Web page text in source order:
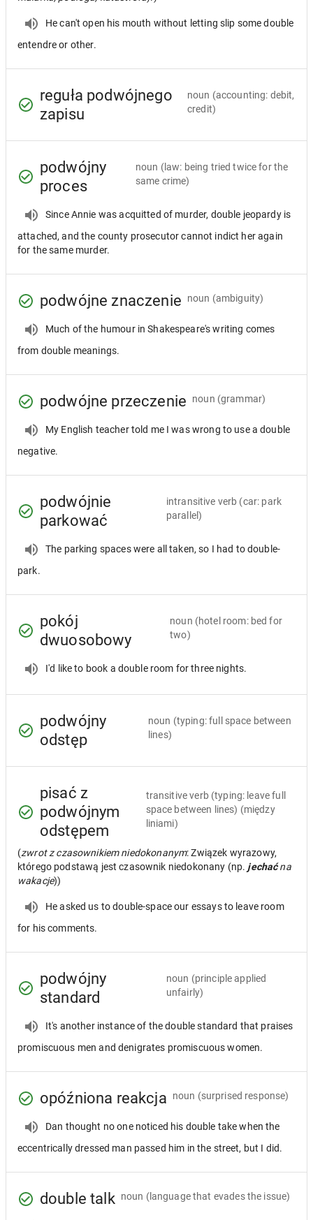
He can't open his mouth without letting slip some double
entendre or other.
reguła podwójnego
zapisu
noun (accounting: debit,
credit)
podwójny
proces
noun (law: being tried twice for the
same crime)
Since Annie was acquitted of murder, double jeopardy is
attached, and the county prosecutor cannot indict her again
for the same murder.
podwójne znaczenie noun (ambiguity)
Much of the humour in Shakespeare's writing comes
from double meanings.
podwójne przeczenie noun (grammar)
My English teacher told me I was wrong to use a double
negative.
podwójnie
parkować
intransitive verb (car: park
parallel)
The parking spaces were all taken, so I had to double-
park.
pokój
dwuosobowy
noun (hotel room: bed for
two)
I'd like to book a double room for three nights.
podwójny
odstęp
noun (typing: full space between
lines)
pisać z
podwójnym
odstępem
transitive verb (typing: leave full
space between lines) (między
liniami)
(zwrot z czasownikiem niedokonanym: Związek wyrazowy,
którego podstawą jest czasownik niedokonany (np. jechaćna
wakacje))
He asked us to double-space our essays to leave room
for his comments.
podwójny
standard
noun (principle applied
unfairly)
It's another instance of the double standard that praises
promiscuous men and denigrates promiscuous women.
opóźniona reakcja noun (surprised response)
Dan thought no one noticed his double take when the
eccentrically dressed man passed him in the street, but I did.
double talk noun (language that evades the issue)